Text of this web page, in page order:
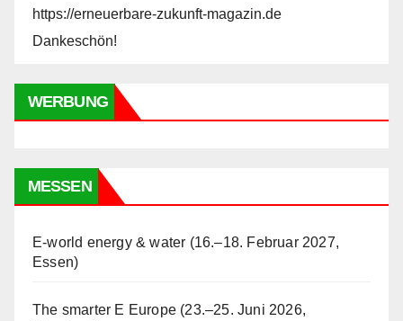
https://erneuerbare-zukunft-magazin.de
Dankeschön!
WERBUNG
MESSEN
E-world energy & water (16.–18. Februar 2027,
Essen)
The smarter E Europe (23.–25. Juni 2026,